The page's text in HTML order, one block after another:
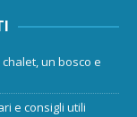
un bosco e
e consigli utili